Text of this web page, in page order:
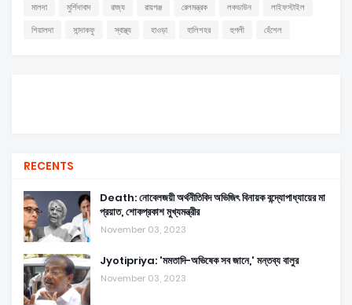
মালদা
মুর্শিদাবাদ রাজ্য রায়গঞ্জ রেলমন্ত্রক লকডাউন
লাইফস্টাইল
শিয়ালদা
সান্দাকফু স্বাস্থ্য হাওড়া হালিশহর হুগলী হেঁশেল
RECENTS
Death: নোবেলজয়ী অর্থনীতিবিদ অভিজিৎ বিনায়ক বন্দ্যোপাধ্যায়ের মা
প্রয়াত, শোকপ্রকাশ মুখ্যমন্ত্রীর
November 03, 2023
Jyotipriya: 'মমতাদি-অভিষেক সব জানে,' মন্তব্য বালুর
November 03, 2023